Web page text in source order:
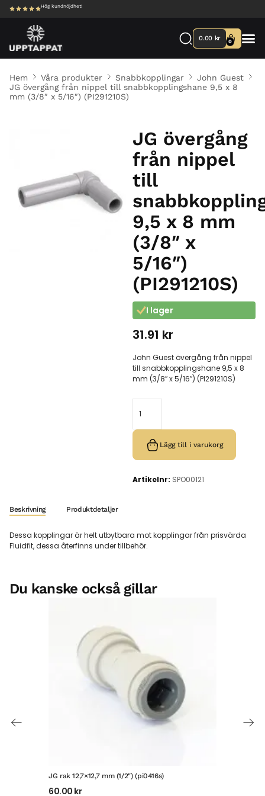
Hög kundnöjdhet!
0.00 kr 0
Hem Våra produkter Snabbkopplingar
John Guest
JG övergång från nippel till snabbkopplingshane 9,5 x 8
mm (3/8″ x 5/16″) (PI291210S)
JG övergång
från nippel
till
9,5 x 8 mm
(3/8″ x
5/16″)
(PI291210S)
I lager
31.91 kr
John Guest övergång från nippel
till snabbkopplingshane 9,5 x 8
mm (3/8″ x 5/16″) (PI291210S)
Lägg till i varukorg
Artikelnr: SPO00121
Beskrivning Produktdetaljer
Dessa kopplingar är helt utbytbara mot kopplingar från prisvärda
Fluidfit, dessa återfinns under tillbehör.
Du kanske också gillar
JG rak 12,7×12,7 mm (1/2″) (pi0416s)
60.00 kr